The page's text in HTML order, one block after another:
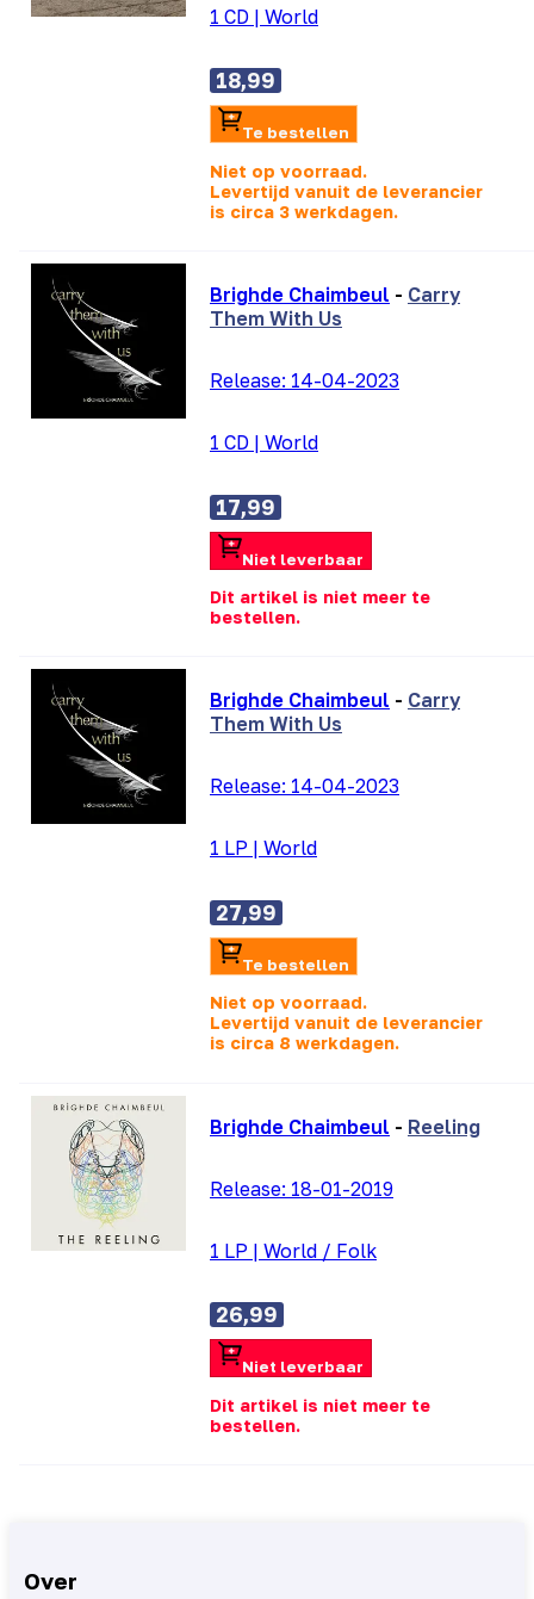
1 CD | World
18,99
Te bestellen
Niet op voorraad.
Levertijd vanuit de leverancier
is circa 3 werkdagen.
Brighde Chaimbeul - Carry
Them With Us
Release: 14-04-2023
1 CD | World
17,99
Niet leverbaar
Dit artikel is niet meer te
bestellen.
Brighde Chaimbeul - Carry
Them With Us
Release: 14-04-2023
1 LP | World
27,99
Te bestellen
Niet op voorraad.
Levertijd vanuit de leverancier
is circa 8 werkdagen.
Brighde Chaimbeul - Reeling
Release: 18-01-2019
1 LP | World / Folk
26,99
Niet leverbaar
Dit artikel is niet meer te
bestellen.
Over